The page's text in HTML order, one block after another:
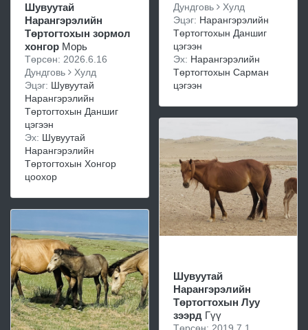
Шувуутай
Нарангэрэлийн
Төртогтохын зормол
хонгор Морь
Төрсөн: 2026.6.16
Дундговь
Хулд
Эцэг: Шувуутай
Нарангэрэлийн
Төртогтохын Даншиг
цэгээн
Эх: Шувуутай
Нарангэрэлийн
Төртогтохын Хонгор
цоохор
Дундговь
Хулд
Эцэг: Нарангэрэлийн
Төртогтохын Даншиг
цэгээн
Эх: Нарангэрэлийн
Төртогтохын Сарман
цэгээн
Шувуутай
Нарангэрэлийн
Төртогтохын Луу
зээрд Гүү
Төрсөн: 2019.7.1